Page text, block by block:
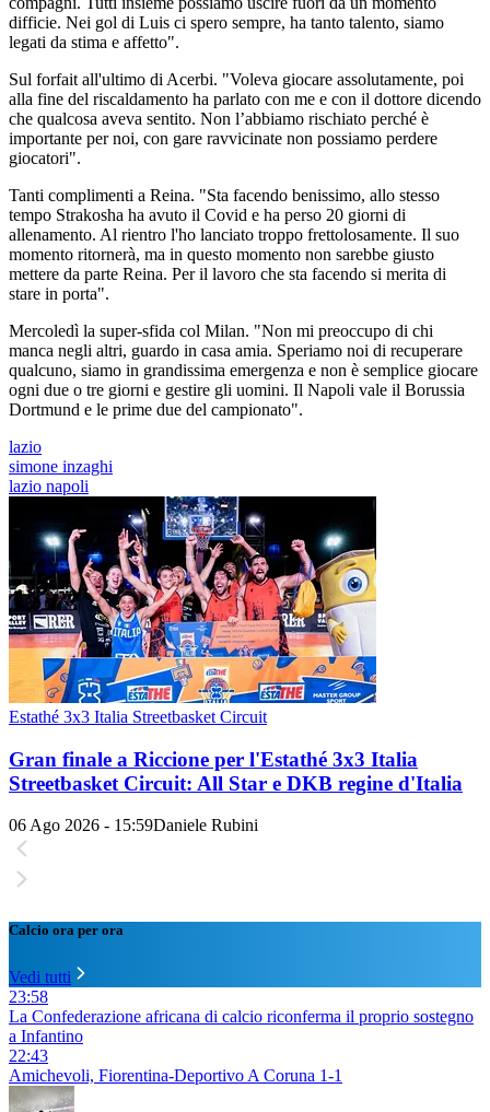
difficie. Nei gol di Luis ci spero sempre, ha tanto talento, siamo
legati da stima e affetto".
Sul forfait all'ultimo di Acerbi. "Voleva giocare assolutamente, poi
alla fine del riscaldamento ha parlato con me e con il dottore dicendo
che qualcosa aveva sentito. Non l’abbiamo rischiato perché è
importante per noi, con gare ravvicinate non possiamo perdere
giocatori".
Tanti complimenti a Reina. "Sta facendo benissimo, allo stesso
tempo Strakosha ha avuto il Covid e ha perso 20 giorni di
allenamento. Al rientro l'ho lanciato troppo frettolosamente. Il suo
momento ritornerà, ma in questo momento non sarebbe giusto
mettere da parte Reina. Per il lavoro che sta facendo si merita di
stare in porta".
Mercoledì la super-sfida col Milan. "Non mi preoccupo di chi
manca negli altri, guardo in casa amia. Speriamo noi di recuperare
qualcuno, siamo in grandissima emergenza e non è semplice giocare
ogni due o tre giorni e gestire gli uomini. Il Napoli vale il Borussia
Dortmund e le prime due del campionato".
lazio
simone inzaghi
lazio napoli
Estathé 3x3 Italia Streetbasket Circuit
Gran finale a Riccione per l'Estathé 3x3 Italia
Streetbasket Circuit: All Star e DKB regine d'Italia
06 Ago 2026 - 15:59Daniele Rubini
Calcio ora per ora
Vedi tutti
23:58
La Confederazione africana di calcio riconferma il proprio sostegno
a Infantino
22:43
Amichevoli, Fiorentina-Deportivo A Coruna 1-1